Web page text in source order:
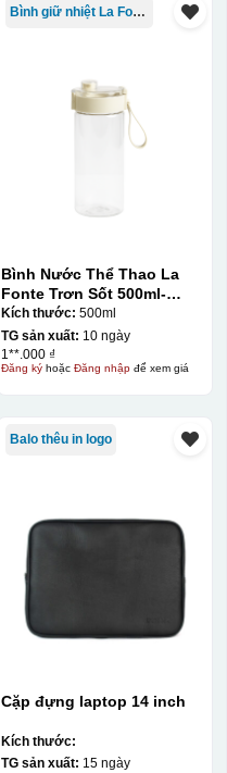
Bình giữ nhiệt La Fonte
Bình Nước Thể Thao La
Fonte Trơn Sốt 500ml-
010009
Kích thước: 500ml
TG sản xuất: 10 ngày
1**.000 ₫
Đăng kýhoặc Đăng nhậpđể xem giá
Balo thêu in logo
Cặp đựng laptop 14 inch
Kích thước:
TG sản xuất: 15 ngày